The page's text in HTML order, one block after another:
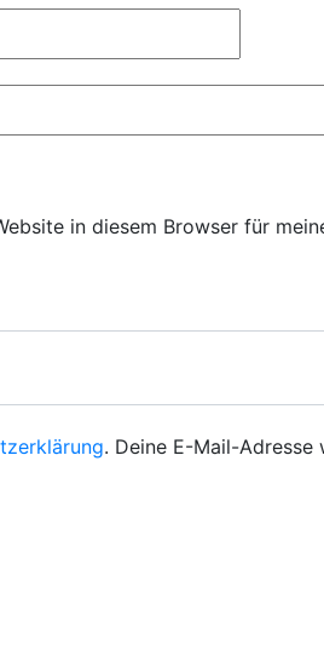
in diesem Browser für
. Deine E-Mail-